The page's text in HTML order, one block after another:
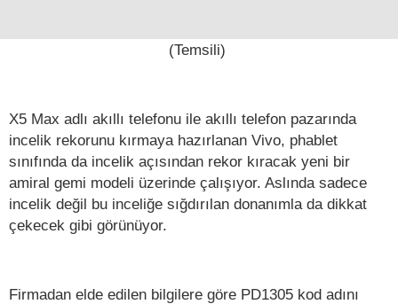
(Temsili)
X5 Max adlı akıllı telefonu ile akıllı telefon pazarında
incelik rekorunu kırmaya hazırlanan Vivo, phablet
sınıfında da incelik açısından rekor kıracak yeni bir
amiral gemi modeli üzerinde çalışıyor. Aslında sadece
incelik değil bu inceliğe sığdırılan donanımla da dikkat
çekecek gibi görünüyor.
Firmadan elde edilen bilgilere göre PD1305 kod adını